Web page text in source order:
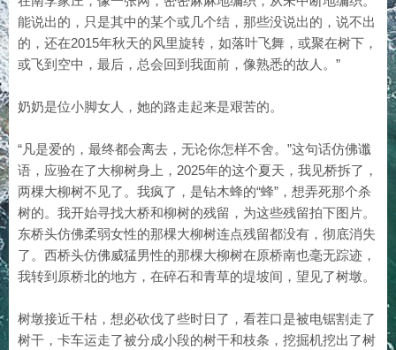
能说出的，只是其中的某个或几个结，那些没说出的，说不出
的，还在2015年秋天的风里旋转，如落叶飞舞，或聚在树下，
或飞到空中，最后，总会回到我面前，像熟悉的故人。”
奶奶是位小脚女人，她的路走起来是艰苦的。
“凡是爱的，最终都会离去，无论你怎样不舍。”这句话仿佛谶
语，应验在了大柳树身上，2025年的这个夏天，我见桥拆了，
两棵大柳树不见了。我疯了，是钻木蜂的“蜂”，想弄死那个杀
树的。我开始寻找大桥和柳树的残留，为这些残留拍下图片。
东桥头仿佛柔弱女性的那棵大柳树连点残留都没有，彻底消失
了。西桥头仿佛威猛男性的那棵大柳树在原桥南也毫无踪迹，
我转到原桥北的地方，在碎石和青草的堤坡间，望见了树墩。
树墩接近干枯，想必砍伐了些时日了，看茬口是被电锯割走了
树干，卡车运走了被分成小段的树干和枝条，挖掘机挖出了树